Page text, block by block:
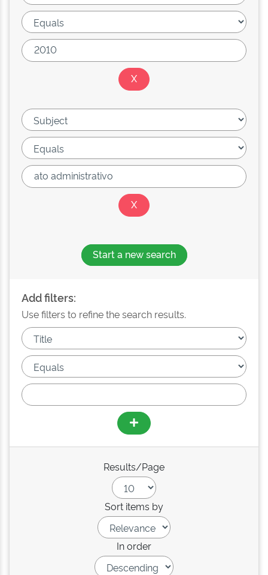
Start a new search
Add filters:
Use filters to refine the search results.
Results/Page
Sort items by
In order